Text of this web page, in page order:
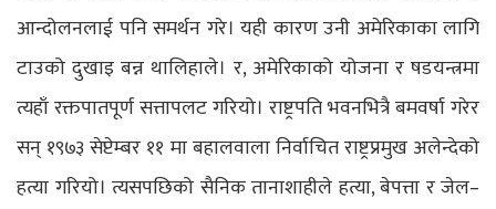
आन्दोलनलाई पनि समर्थन गरे। यही कारण उनी अमेरिकाका लागि
टाउको दुखाइ बन्न थालिहाले। र, अमेरिकाको योजना र षडयन्त्रमा
त्यहाँ रक्तपातपूर्ण सत्तापलट गरियो। राष्ट्रपति भवनभित्रै बमवर्षा गरेर
सन् १९७३ सेप्टेम्बर ११ मा बहालवाला निर्वाचित राष्ट्रप्रमुख अलेन्देको
हत्या गरियो। त्यसपछिको सैनिक तानाशाहीले हत्या, बेपत्ता र जेल–